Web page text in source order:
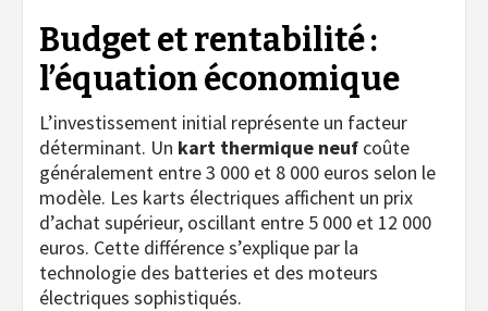
Budget et rentabilité :
l’équation économique
L’investissement initial représente un facteur
déterminant. Un kart thermique neuf coûte
généralement entre 3 000 et 8 000 euros selon le
modèle. Les karts électriques affichent un prix
d’achat supérieur, oscillant entre 5 000 et 12 000
euros. Cette différence s’explique par la
technologie des batteries et des moteurs
électriques sophistiqués.